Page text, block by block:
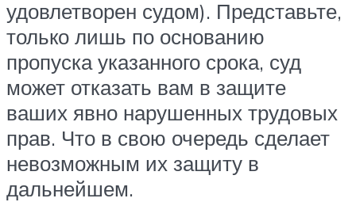
удовлетворен судом). Представьте,
только лишь по основанию
пропуска указанного срока, суд
может отказать вам в защите
ваших явно нарушенных трудовых
прав. Что в свою очередь сделает
невозможным их защиту в
дальнейшем.